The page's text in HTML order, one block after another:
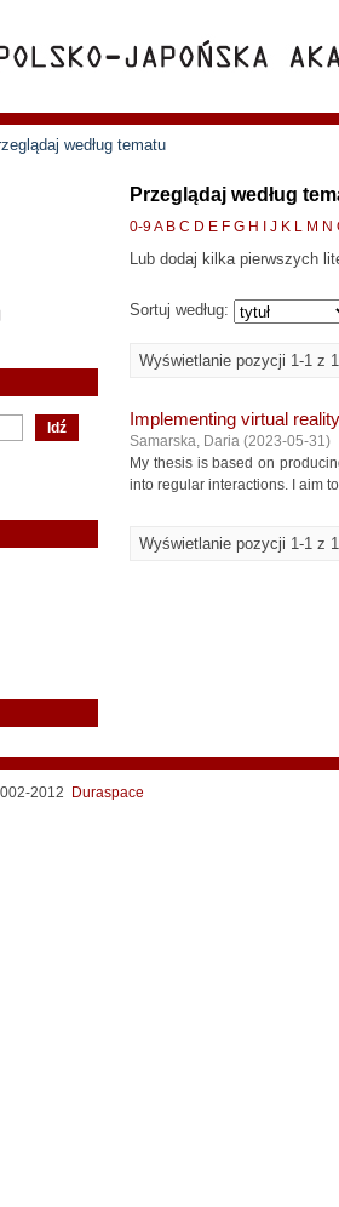
według tematu
Przeglądaj według
0-9A B C D E F G H J K L M N
Lub dodaj kilka pierwszych
Sortuj według:
Wyświetlanie pozycji 1-1 z 1
Implementing virtual
Samarska, Daria (2023-05-31)
My thesis is based on
into regular interactions. I aim
Wyświetlanie pozycji 1-1 z 1
2012 Duraspace